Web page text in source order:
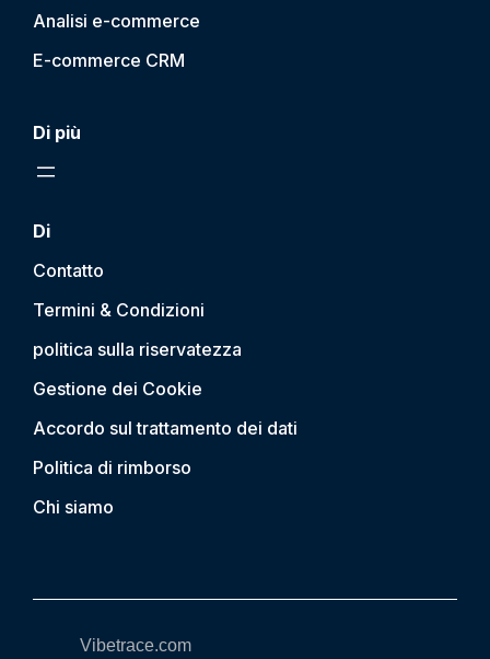
Analisi e-commerce
E-commerce CRM
Di più
Di
Contatto
Termini & Condizioni
politica sulla riservatezza
Gestione dei Cookie
Accordo sul trattamento dei dati
Politica di rimborso
Chi siamo
Vibetrace.com